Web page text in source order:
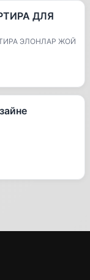
ДЛЯ
ЭЛОНЛАР ЖОЙ